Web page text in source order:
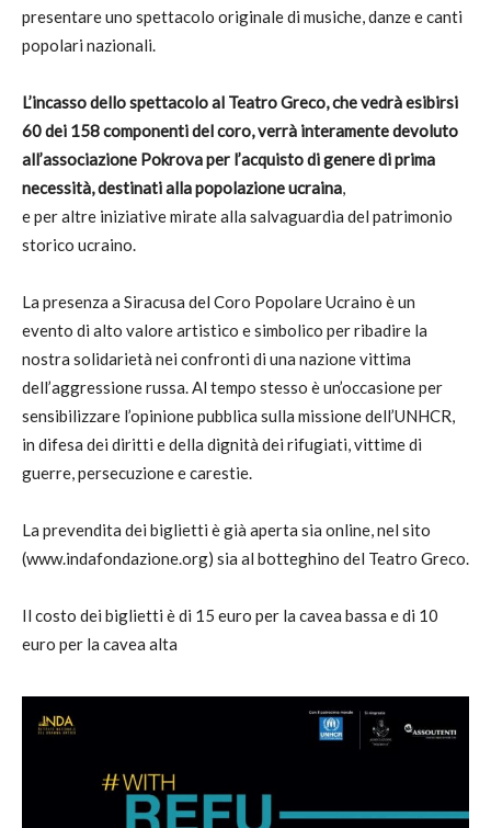
presentare uno spettacolo originale di musiche, danze e canti
popolari nazionali.
L’incasso dello spettacolo al Teatro Greco, che vedrà esibirsi
60 dei 158 componenti del coro, verrà interamente devoluto
all’associazione Pokrova per l’acquisto di genere di prima
necessità, destinati alla popolazione ucraina,
e per altre iniziative mirate alla salvaguardia del patrimonio
storico ucraino.
La presenza a Siracusa del Coro Popolare Ucraino è un
evento di alto valore artistico e simbolico per ribadire la
nostra solidarietà nei confronti di una nazione vittima
dell’aggressione russa. Al tempo stesso è un’occasione per
sensibilizzare l’opinione pubblica sulla missione dell’UNHCR,
in difesa dei diritti e della dignità dei rifugiati, vittime di
guerre, persecuzione e carestie.
La prevendita dei biglietti è già aperta sia online, nel sito
(www.indafondazione.org) sia al botteghino del Teatro Greco.
Il costo dei biglietti è di 15 euro per la cavea bassa e di 10
euro per la cavea alta